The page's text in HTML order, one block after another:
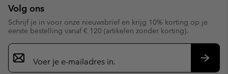
Volg ons
Schrijf je in voor onze nieuwsbrief en krijg 10% korting op je
eerste bestelling vanaf € 120 (artikelen zonder korting).
Aanmelden
voor
e-